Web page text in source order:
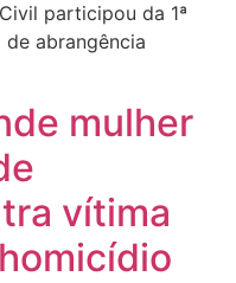
participou da 1ª
abrangência
mulher
vítima